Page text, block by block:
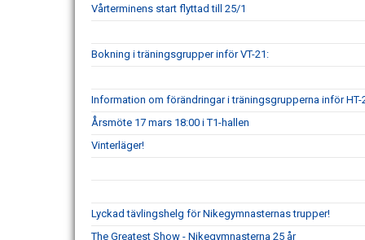
Vårterminens start flyttad till 25/1
Bokning i träningsgrupper inför VT-21:
Information om förändringar i träningsgrupperna inför HT-
Årsmöte 17 mars 18:00 i T1-hallen
Vinterläger!
Lyckad tävlingshelg för Nikegymnasternas trupper!
The Greatest Show - Nikegymnasterna 25 år